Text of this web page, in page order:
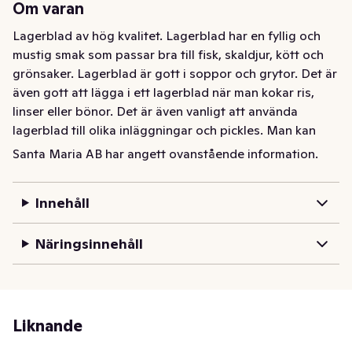
Om varan
Lagerblad av hög kvalitet. Lagerblad har en fyllig och
mustig smak som passar bra till fisk, skaldjur, kött och
grönsaker. Lagerblad är gott i soppor och grytor. Det är
även gott att lägga i ett lagerblad när man kokar ris,
linser eller bönor. Det är även vanligt att använda
lagerblad till olika inläggningar och pickles. Man kan
t.om. använda lagerblad för att krydda sylt! Lagerblad
lagerblad har inte bara använts som krydda i
matlagning utan också för att göra segerkransar, vilket
man gör än idag. _x000D_
• Lagerblad förvaras torrt och mörkt för att bevara
aromen längre
Santa Maria AB har angett ovanstående information.
Innehåll
Näringsinnehåll
Liknande